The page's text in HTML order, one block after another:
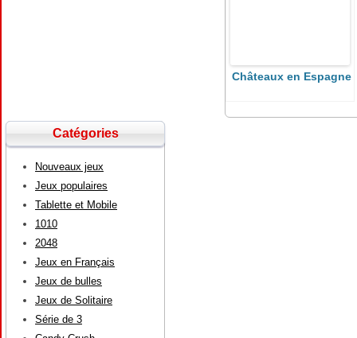
Châteaux en Espagne
Catégories
Nouveaux jeux
Jeux populaires
Tablette et Mobile
1010
2048
Jeux en Français
Jeux de bulles
Jeux de Solitaire
Série de 3